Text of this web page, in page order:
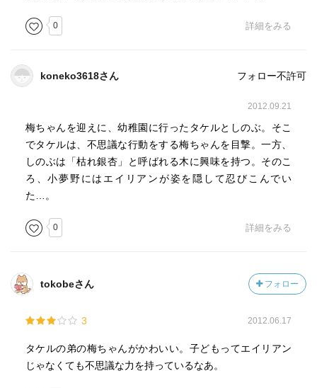
0 詳細をみる
koneko3618さん フォロー不許可
2012.09.21
梅ちゃんを迎えに、幼稚園に行ったタケルとしのぶ。そこ
でタケルは、不思議な行動をする梅ちゃんを目撃。一方、
しのぶは「枯れ銀杏」と呼ばれる木に興味を持つ。そのこ
ろ、小夢野にはエイリアンが姿を隠して忍びこんでい
た…。
0 詳細をみる
tokobeさん フォロー
3 2012.06.17
タケルの弟の梅ちゃんがかわいい。子どもってエイリアン
じゃなくても不思議な力を持っているなあ。